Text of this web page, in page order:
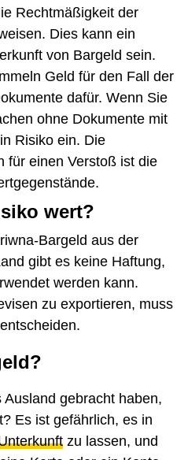
Rechtmäßigkeit der
Dies kann ein
von Bargeld sein.
Geld für den Fall der
dafür. Wenn Sie
ohne Dokumente mit
Risiko ein. Die
für einen Verstoß ist die
wert?
Bargeld aus der
gibt es keine Haftung,
werden kann.
zu exportieren, muss
gebracht haben,
Es ist gefährlich, es in
zu lassen, und